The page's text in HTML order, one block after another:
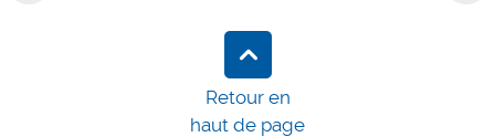
Retour en
haut de page